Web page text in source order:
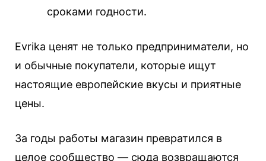
сроками годности.
Evrika ценят не только предприниматели, но
и обычные покупатели, которые ищут
настоящие европейские вкусы и приятные
цены.
За годы работы магазин превратился в
целое сообщество — сюда возвращаются